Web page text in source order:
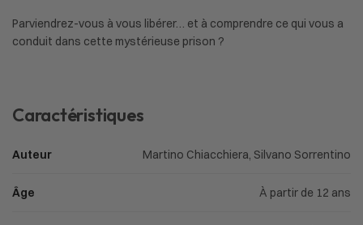
Parviendrez-vous à vous libérer… et à comprendre ce qui vous a
conduit dans cette mystérieuse prison ?
Caractéristiques
Auteur Martino Chiacchiera, Silvano Sorrentino
Âge À partir de 12 ans